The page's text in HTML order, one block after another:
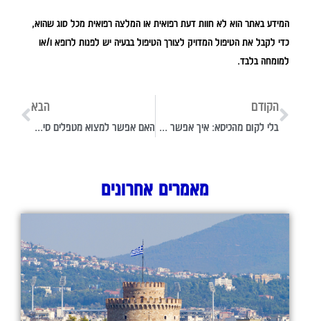
המידע באתר הוא לא חוות דעת רפואית או המלצה רפואית מכל סוג שהוא,
כדי לקבל את הטיפול המדויק לצורך הטיפול בבעיה יש לפנות לרופא ו/או
למומחה בלבד.
הקודם
בלי לקום מהכיסא: איך אפשר להרוויח כסף דרך האינטרנט?
הבא
האם אפשר למצוא מטפלים סיעודיים באינטרנט?
מאמרים אחרונים